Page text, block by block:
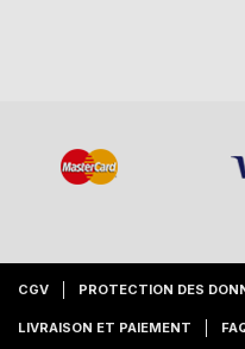
CGV PROTECTION DES
LIVRAISON ET PAIEMENT